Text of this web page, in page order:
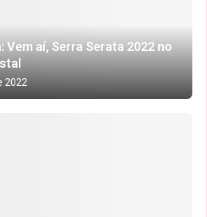
Vem aí, Serra Serata 2022 no
2022